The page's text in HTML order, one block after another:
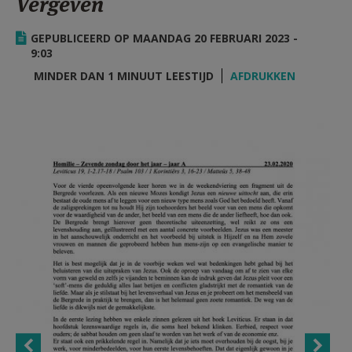
AANMELDEN OF REGISTREREN
GEPUBLICEERD OP MAANDAG 20 FEBRUARI 2023 -
9:03
MINDER DAN 1 MINUUT LEESTIJD
AFDRUKKEN